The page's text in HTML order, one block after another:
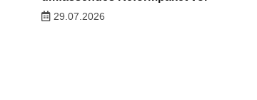
29.07.2026